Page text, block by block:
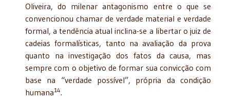
Oliveira, do milenar antagonismo entre o que se
convencionou chamar de verdade material e verdade
formal, a tendência atual inclina-se a libertar o juiz de
cadeias formalísticas, tanto na avaliação da prova
quanto na investigação dos fatos da causa, mas
sempre com o objetivo de formar sua convicção com
base na “verdade possível”, própria da condição
humana14.